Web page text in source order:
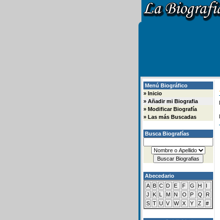
Menú Biográfico
» Inicio
» Añadir mi Biografia
» Modificar Biografía
» Las más Buscadas
Busca Biografías
Abecedario
A B C D E F G H
I
J
K L M N O P Q
R
S T U V W X Y Z #